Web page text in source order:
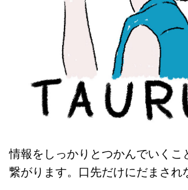
情報をしっかりとつかんでいくこ
繋がります。口先だけにだまされ